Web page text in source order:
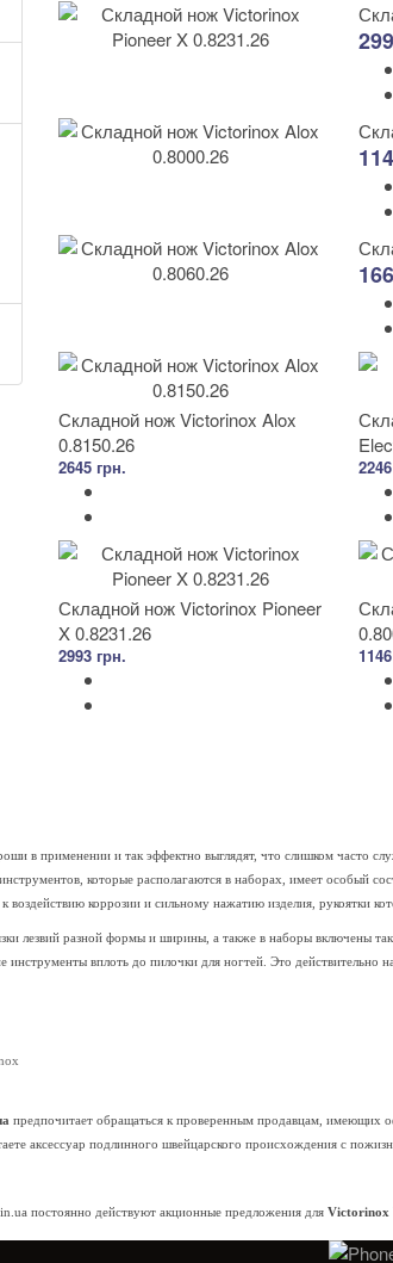
Складной нож Victorinox Alox
0.8150.26
2645 грн.
Складной нож Victorinox Pioneer
X 0.8231.26
2993 грн.
в применении и так эффектно выглядят, что слишком часто
которые располагаются в наборах, имеет особый
воздействию коррозии и сильному нажатию изделия, рукоятки
лезвий разной формы и ширины, а также в наборы включены
вплоть до пилочки для ногтей. Это действительно
предпочитает обращаться к проверенным продавцам, имеющих
аксессуар подлинного швейцарского происхождения с
постоянно действуют акционные предложения для Victorinox